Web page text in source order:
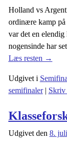
Holland vs
ordinære kamp
var det en
nogensinde har
Læs resten →
Udgivet i
semifinaler| Skriv
Udgivet den 8.